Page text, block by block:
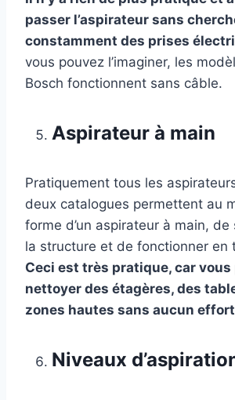
passer l’aspirateur sans
constamment des prises
vous pouvez l’imaginer, les
Bosch fonctionnent sans câble.
Aspirateur à main
Pratiquement tous les
deux catalogues permettent au
forme d’un aspirateur à main,
la structure et de fonctionner en
Ceci est très pratique, car vous
nettoyer des étagères, des
zones hautes sans aucun
Niveaux